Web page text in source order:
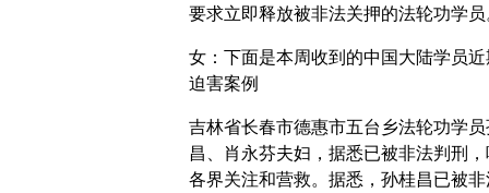
要求立即释放被非法关押的法轮功学员
女：下面是本周收到的中国大陆学员近
迫害案例
吉林省长春市德惠市五台乡法轮功学员
昌、肖永芬夫妇，据悉已被非法判刑
各界关注和营救。据悉，孙桂昌已被非